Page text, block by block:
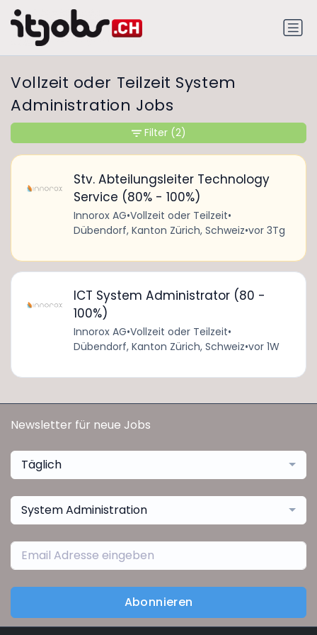
Vollzeit oder Teilzeit System
Administration Jobs
Stv. Abteilungsleiter Technology
Service (80% - 100%)
Innorox AG•Vollzeit oder Teilzeit•
Dübendorf, Kanton Zürich, Schweiz•vor 3Tg
ICT System Administrator (80 -
100%)
Innorox AG•Vollzeit oder Teilzeit•
Dübendorf, Kanton Zürich, Schweiz•vor 1W
Filter (2)
Newsletter für neue Jobs
Täglich
System Administration
Abonnieren